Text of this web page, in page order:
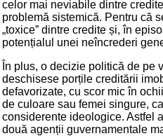
celor mai neviabile dintre
problemă sistemică. Pentru că
„toxice” dintre credite și, în
potențialul unei neîncrederi
În plus, o decizie politică de pe
deschisese porțile creditării
defavorizate, cu scor mic în
de culoare sau femei singure,
considerente ideologice. Astfel
două agenții guvernamentale